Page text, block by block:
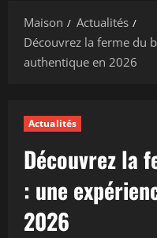
Maison
Actualités
Découvrez la ferme du
authentique en 2026
Actualités
Découvrez la
: une
2026